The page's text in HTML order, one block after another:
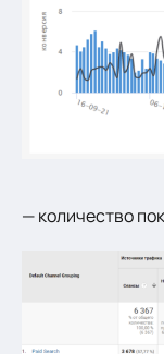
— количество